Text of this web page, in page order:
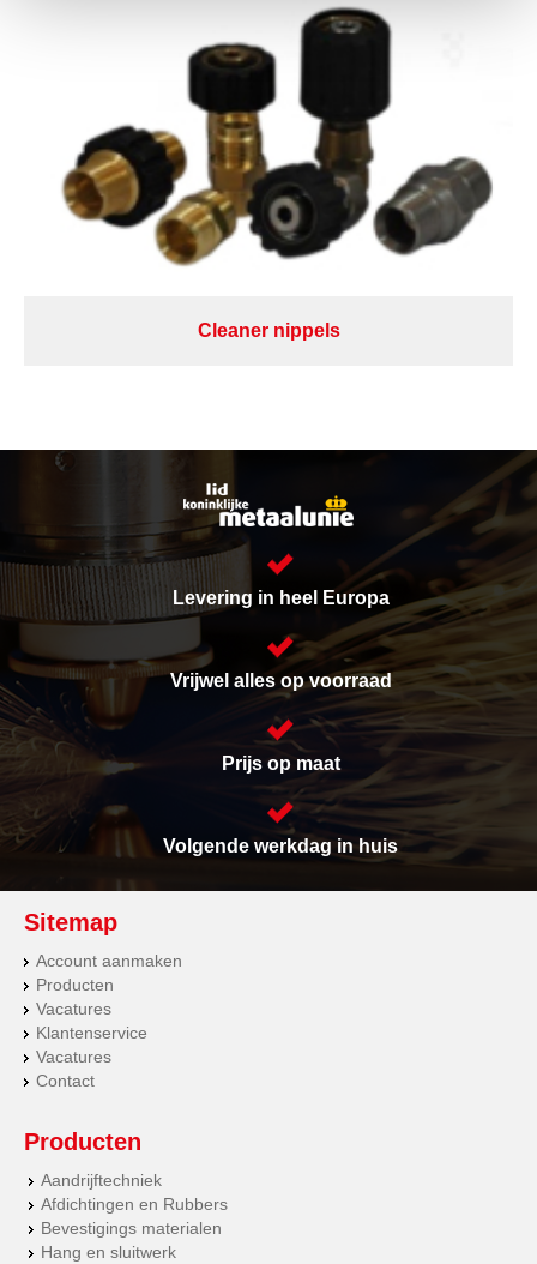
Cleaner nippels
Levering in heel Europa
Vrijwel alles op voorraad
Prijs op maat
Volgende werkdag in huis
Sitemap
Account aanmaken
Producten
Vacatures
Klantenservice
Vacatures
Contact
Producten
Aandrijftechniek
Afdichtingen en Rubbers
Bevestigings materialen
Hang en sluitwerk